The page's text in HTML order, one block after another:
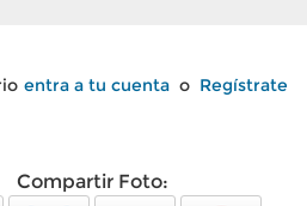
entra a tu cuenta o Regístrate
Compartir Foto: